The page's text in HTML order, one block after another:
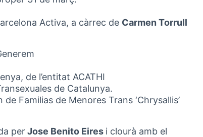
Activa, a càrrec de Carmen Torrull
de l’entitat ACATHI
de Catalunya.
de Familias de Menores Trans ‘Chrysallis’
perJose Benito Eires i clourà amb el